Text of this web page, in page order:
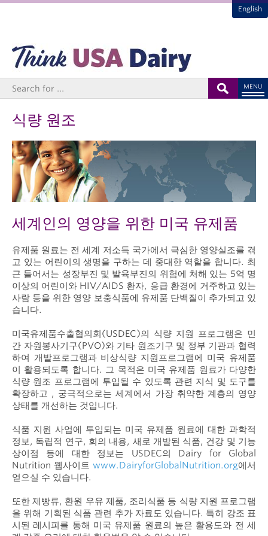
English
MENU
식량 원조
세계인의 영양을 위한 미국 유제품
유제품 원료는 전 세계 저소득 국가에서 극심한 영양실조를 겪
고 있는 어린이의 생명을 구하는 데 중대한 역할을 합니다. 최
근 들어서는 성장부진 및 발육부진의 위험에 처해 있는 5억 명
이상의 어린이와 HIV/AIDS 환자, 응급 환경에 거주하고 있는
사람 등을 위한 영양 보충식품에 유제품 단백질이 추가되고 있
습니다.
미국유제품수출협의회(USDEC)의 식량 지원 프로그램은 민
간 자원봉사기구(PVO)와 기타 원조기구 및 정부 기관과 협력
하여 개발프로그램과 비상식량 지원프로그램에 미국 유제품
이 활용되도록 합니다. 그 목적은 미국 유제품 원료가 다양한
식량 원조 프로그램에 투입될 수 있도록 관련 지식 및 도구를
확장하고 , 궁극적으로는 세계에서 가장 취약한 계층의 영양
상태를 개선하는 것입니다.
식품 지원 사업에 투입되는 미국 유제품 원료에 대한 과학적
정보, 독립적 연구, 회의 내용, 새로 개발된 식품, 건강 및 기능
상이점 등에 대한 정보는 USDEC의 Dairy for Global
Nutrition 웹사이트 www.DairyforGlobalNutrition.org에서
얻으실 수 있습니다.
또한 제빵류, 환원 우유 제품, 조리식품 등 식량 지원 프로그램
을 위해 기획된 식품 관련 추가 자료도 있습니다. 특히 강조 표
시된 레시피를 통해 미국 유제품 원료의 높은 활용도와 전 세